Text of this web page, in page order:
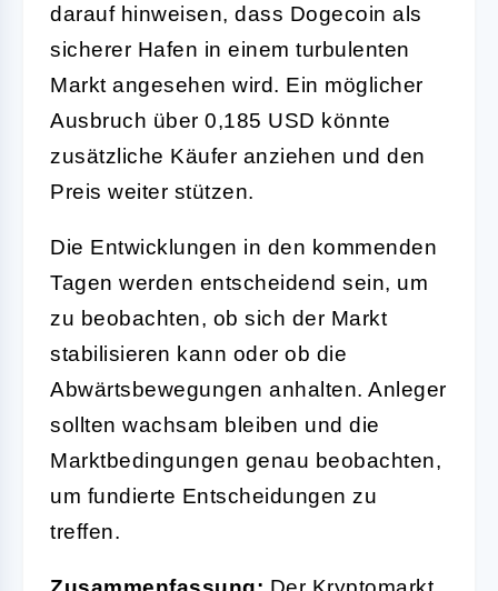
darauf hinweisen, dass Dogecoin als
sicherer Hafen in einem turbulenten
Markt angesehen wird. Ein möglicher
Ausbruch über 0,185 USD könnte
zusätzliche Käufer anziehen und den
Preis weiter stützen.
Die Entwicklungen in den kommenden
Tagen werden entscheidend sein, um
zu beobachten, ob sich der Markt
stabilisieren kann oder ob die
Abwärtsbewegungen anhalten. Anleger
sollten wachsam bleiben und die
Marktbedingungen genau beobachten,
um fundierte Entscheidungen zu
treffen.